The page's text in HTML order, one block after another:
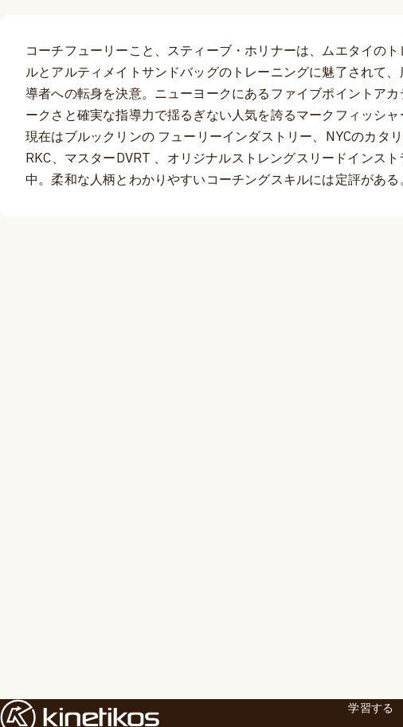
コーチフューリーこと、スティーブ・ホリナーは、ムエタイの
ルとアルティメイトサンドバッグのトレーニングに魅了されて
導者への転身を決意。ニューヨークにあるファイブポイントア
ークさと確実な指導力で揺るぎない人気を誇るマークフィッシ
現在はブルックリンの フューリーインダストリー、NYCのカタ
RKC、マスターDVRT 、オリジナルストレングスリードインス
中。柔和な人柄とわかりやすいコーチングスキルには定評がある
学習する